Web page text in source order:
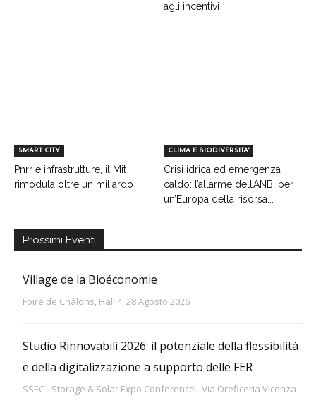
agli incentivi
SMART CITY
Pnrr e infrastrutture, il Mit
rimodula oltre un miliardo
CLIMA E BIODIVERSITA'
Crisi idrica ed emergenza
caldo: l’allarme dell’ANBI per
un’Europa della risorsa...
Prossimi Eventi
Village de la Bioéconomie
Foire de Châlons, Hall 4, 28 Agosto 2026
Studio Rinnovabili 2026: il potenziale della flessibilità
e della digitalizzazione a supporto delle FER
SSEC - Storage & Solar Expo Conference - Via Oreficeria Vicenza -